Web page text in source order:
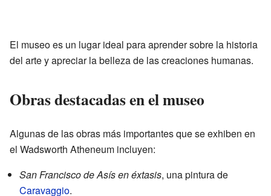
El museo es un lugar ideal para aprender sobre la historia
del arte y apreciar la belleza de las creaciones humanas.
Obras destacadas en el museo
Algunas de las obras más importantes que se exhiben en
el Wadsworth Atheneum incluyen:
San Francisco de Asís en éxtasis, una pintura de
Caravaggio.